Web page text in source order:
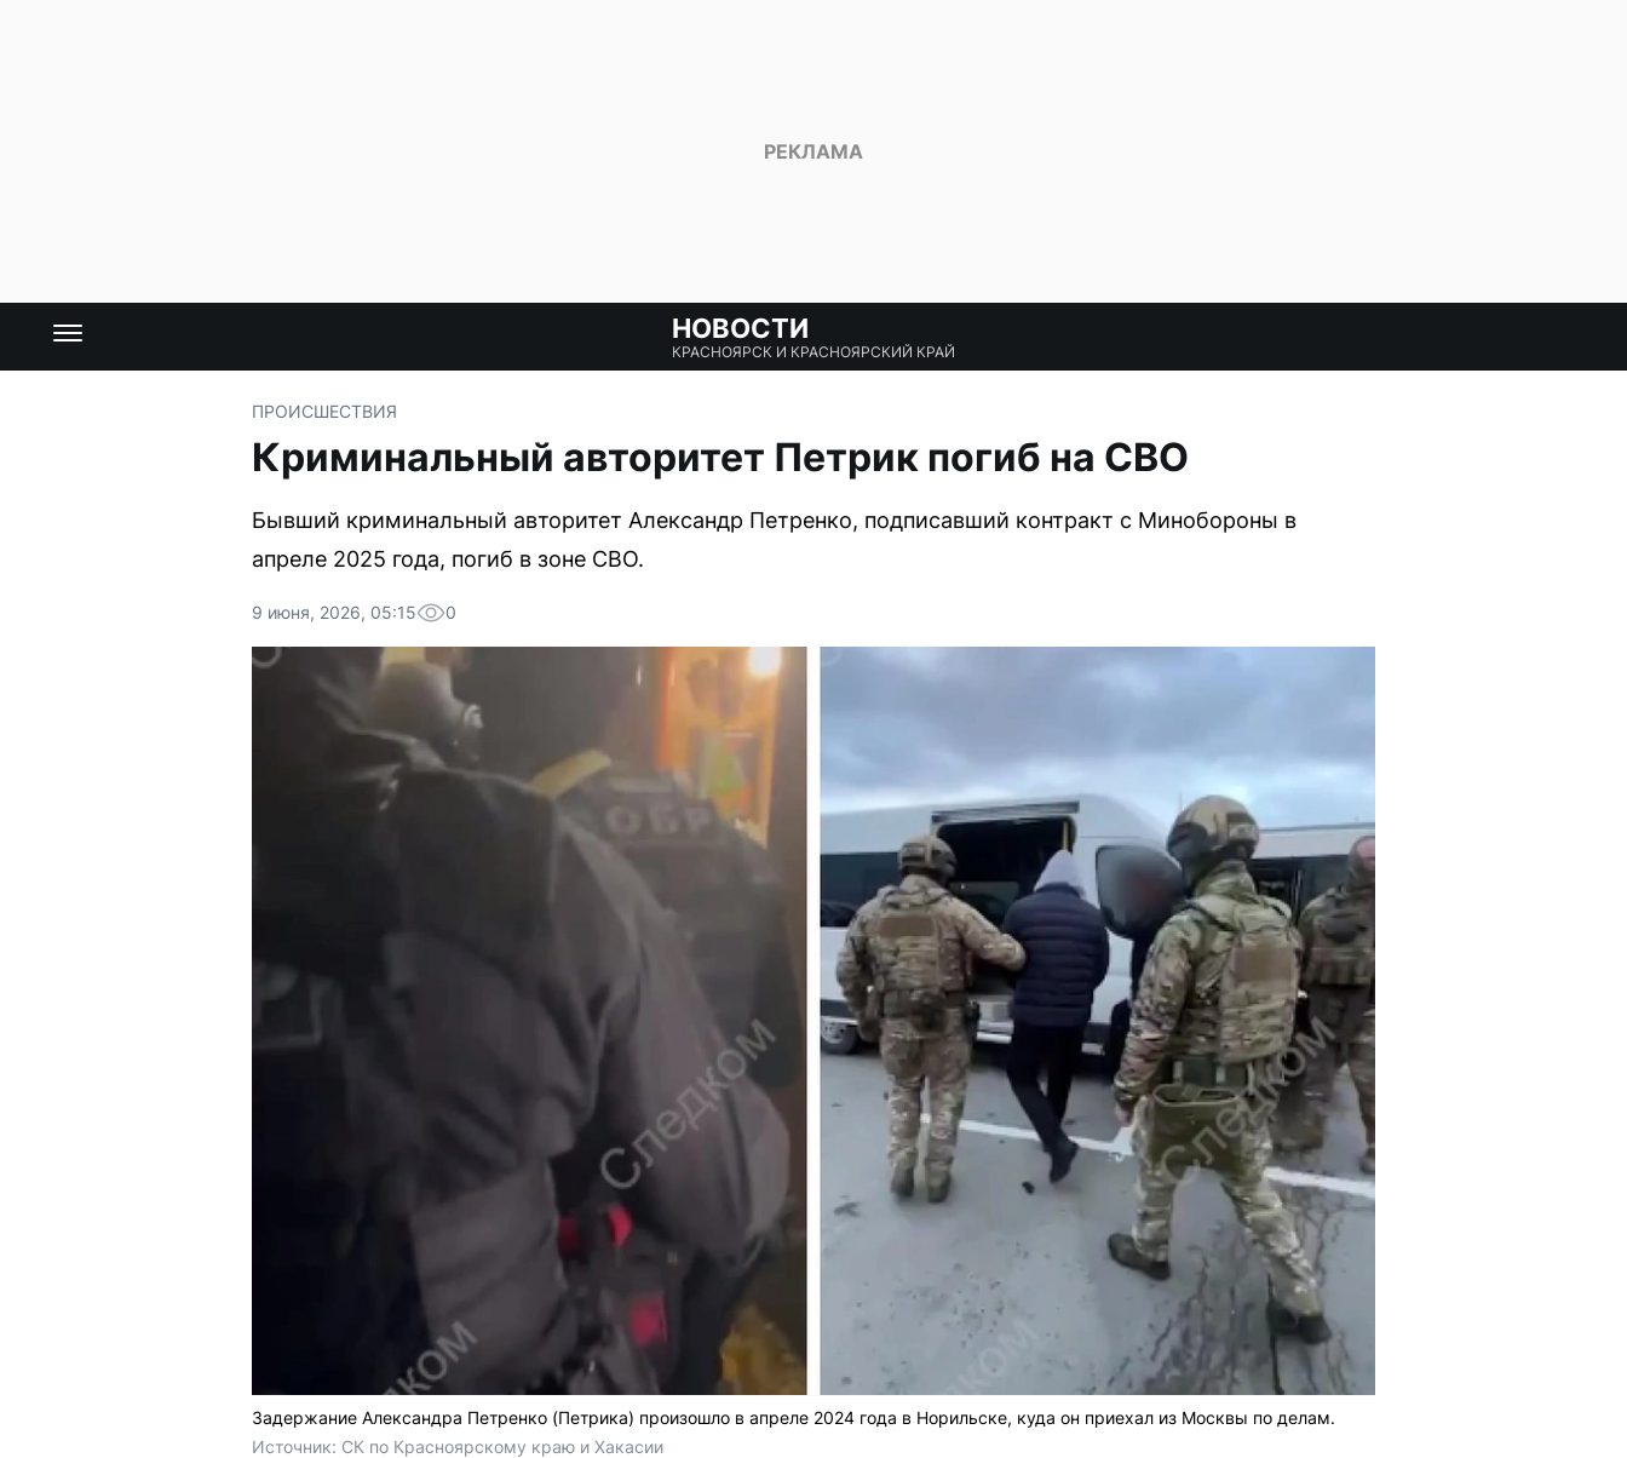
НОВОСТИ
КРАСНОЯРСК И КРАСНОЯРСКИЙ КРАЙ
ПРОИСШЕСТВИЯ
Криминальный авторитет Петрик погиб на СВО
Бывший криминальный авторитет Александр Петренко, подписавший контракт с Минобороны в
апреле 2025 года, погиб в зоне СВО.
9 июня, 2026, 05:15 0
Задержание Александра Петренко (Петрика) произошло в апреле 2024 года в Норильске, куда он приехал из Москвы по делам.
Источник: СК по Красноярскому краю и Хакасии